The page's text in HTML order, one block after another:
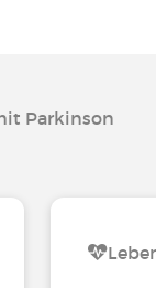
Parkinson